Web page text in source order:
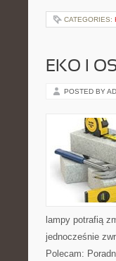
CATEGORIES:
EKO I
POSTED BY
lampy potrafią
jednocześnie
Polecam: